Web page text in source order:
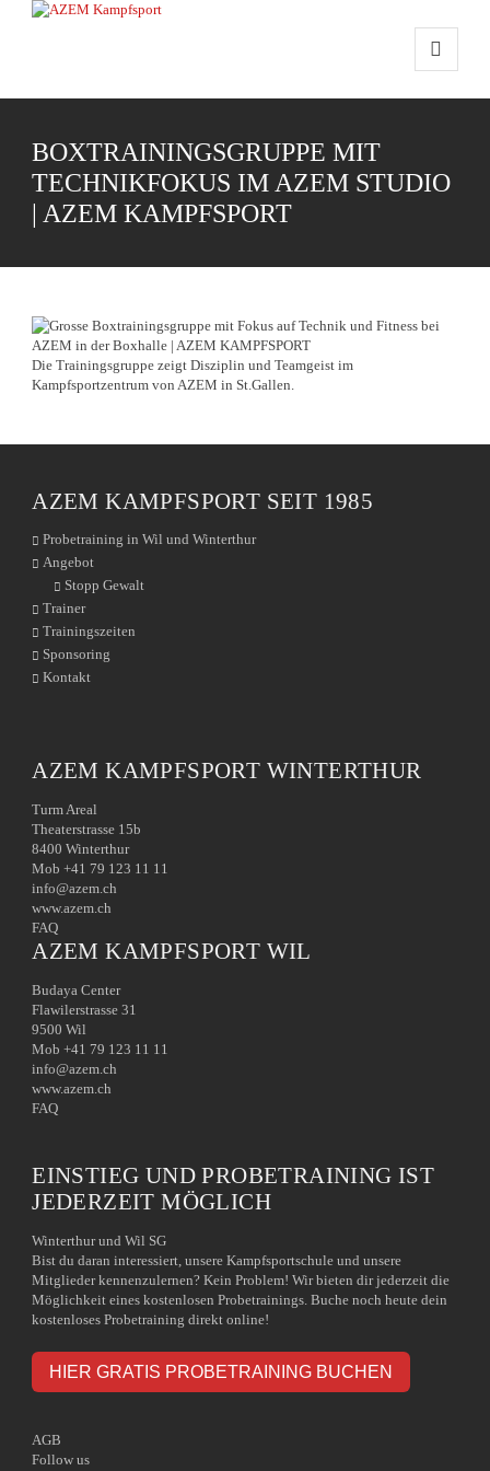
BOXTRAININGSGRUPPE MIT
TECHNIKFOKUS IM AZEM STUDIO
| AZEM KAMPFSPORT
Die Trainingsgruppe zeigt Disziplin und Teamgeist im
Kampfsportzentrum von AZEM in St.Gallen.
AZEM KAMPFSPORT SEIT 1985
Probetraining in Wil und Winterthur
Angebot
Stopp Gewalt
Trainer
Trainingszeiten
Sponsoring
Kontakt
AZEM KAMPFSPORT WINTERTHUR
Turm Areal
Theaterstrasse 15b
8400 Winterthur
Mob +41 79 123 11 11
info@azem.ch
www.azem.ch
FAQ
AZEM KAMPFSPORT WIL
Budaya Center
Flawilerstrasse 31
9500 Wil
Mob +41 79 123 11 11
info@azem.ch
www.azem.ch
FAQ
EINSTIEG UND PROBETRAINING IST
JEDERZEIT MÖGLICH
Winterthur und Wil SG
Bist du daran interessiert, unsere Kampfsportschule und unsere
Mitglieder kennenzulernen? Kein Problem! Wir bieten dir jederzeit die
Möglichkeit eines kostenlosen Probetrainings. Buche noch heute dein
kostenloses Probetraining direkt online!
HIER GRATIS PROBETRAINING BUCHEN
AGB
Follow us